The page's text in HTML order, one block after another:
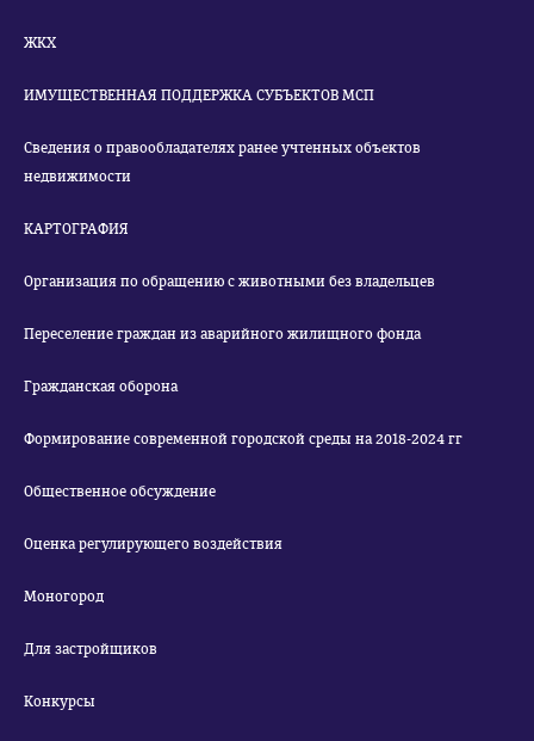
ЖКХ
ИМУЩЕСТВЕННАЯ ПОДДЕРЖКА СУБЪЕКТОВ МСП
Сведения о правообладателях ранее учтенных объектов
недвижимости
КАРТОГРАФИЯ
Организация по обращению с животными без владельцев
Переселение граждан из аварийного жилищного фонда
Гражданская оборона
Формирование современной городской среды на 2018-2024 гг
Общественное обсуждение
Оценка регулирующего воздействия
Моногород
Для застройщиков
Конкурсы